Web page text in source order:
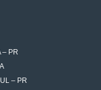
– PR
– PR